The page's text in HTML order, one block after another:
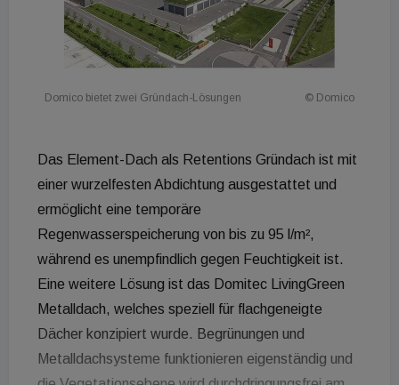
Domico bietet zwei Gründach-Lösungen © Domico
Das Element-Dach als Retentions Gründach ist mit
einer wurzelfesten Abdichtung ausgestattet und
ermöglicht eine temporäre
Regenwasserspeicherung von bis zu 95 l/m²,
während es unempfindlich gegen Feuchtigkeit ist.
Eine weitere Lösung ist das Domitec LivingGreen
Metalldach, welches speziell für flachgeneigte
Dächer konzipiert wurde. Begrünungen und
Metalldachsysteme funktionieren eigenständig und